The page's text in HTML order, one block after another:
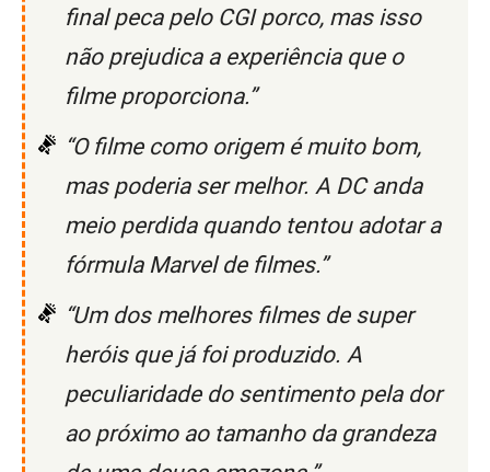
final peca pelo CGI porco, mas isso
não prejudica a experiência que o
filme proporciona.”
“O filme como origem é muito bom,
mas poderia ser melhor. A DC anda
meio perdida quando tentou adotar a
fórmula Marvel de filmes.”
“Um dos melhores filmes de super
heróis que já foi produzido. A
peculiaridade do sentimento pela dor
ao próximo ao tamanho da grandeza